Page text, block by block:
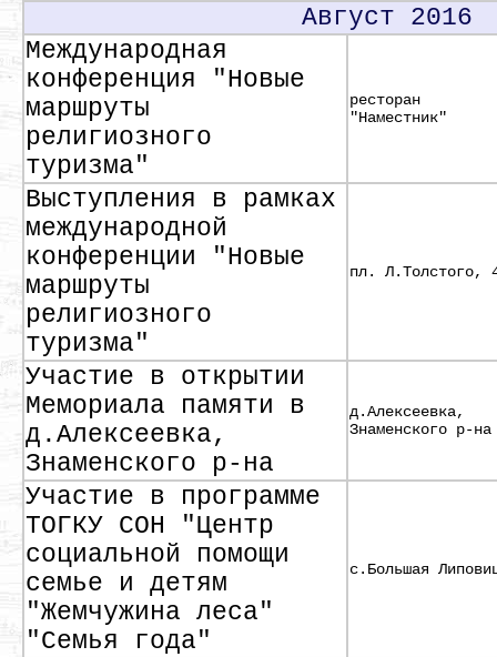
Август 2016
Международная
конференция "Новые
маршруты
религиозного
туризма"
ресторан
"Наместник"
Выступления в рамках
международной
конференции "Новые
маршруты
религиозного
туризма"
пл. Л.Толстого,
Участие в открытии
Мемориала памяти в
д.Алексеевка,
Знаменского р-на
д.Алексеевка,
Знаменского р-на
Участие в программе
ТОГКУ СОН "Центр
социальной помощи
семье и детям
"Жемчужина леса"
"Семья года"
с.Большая